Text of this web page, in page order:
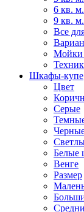
6 кв. м.
9 кв. м.
Все
Мойки
Шкафы-купе
Цвет
Серые
Белые
Венге
Размер